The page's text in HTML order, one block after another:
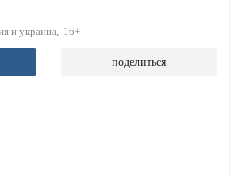
и украина 16+
поделиться